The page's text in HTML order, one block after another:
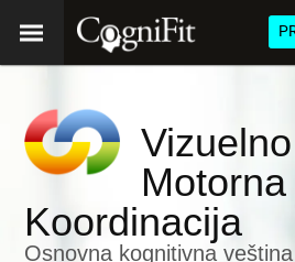
Vizuelno
Motorna
Koordinacija
Osnovna kognitivna